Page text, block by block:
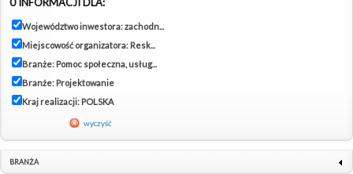
Województwo inwestora: zachodn...
Miejscowość organizatora: Resk...
Branże: Pomoc społeczna, usług...
Branże: Projektowanie
Kraj realizacji: POLSKA
wyczyść
BRANŻA